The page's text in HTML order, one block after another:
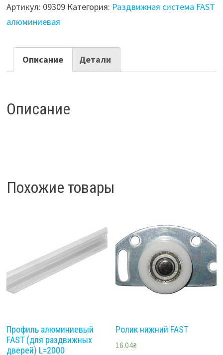
FAST
Артикул: 09309 Категория: Раздвижная система FAST
алюминиевая
Описание Детали
Описание
Похожие товары
Профиль алюминиевый
FAST (для раздвижных
дверей) L=2000
Ролик нижний FAST
16.04₴